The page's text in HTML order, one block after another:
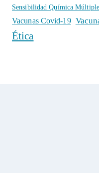
Sensibilidad Química Múltiple
Vacunas Covid-19
Ética